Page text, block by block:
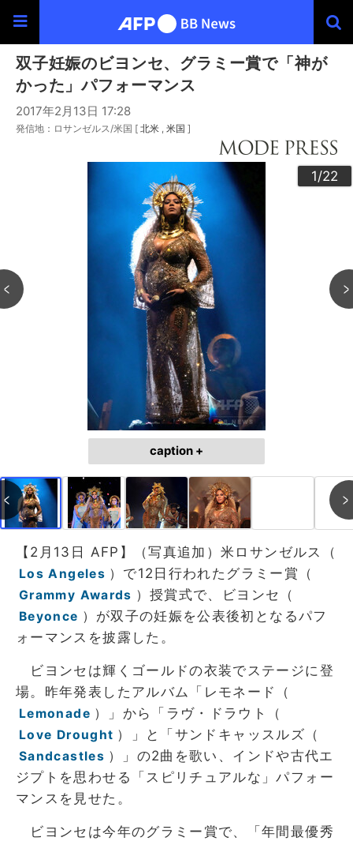
双子妊娠のビヨンセ、グラミー賞で「神が
かった」パフォーマンス
2017年2月13日 17:28
発信地：ロサンゼルス/米国 [ 北米 米国 ]
1/22
2/22
3/22
4/22
5/22
6/22
7/22
8/22
9/22
10/22
11/22
12/22
13/22
14/22
15/22
16/22
17/22
18/22
19/22
20/22
21/22
22/22
caption +
【2月13日 AFP】（写真追加）米ロサンゼルス（
Los Angeles ）で12日行われたグラミー賞（
Grammy Awards ）授賞式で、ビヨンセ（
Beyonce ）が双子の妊娠を公表後初となるパフ
ォーマンスを披露した。
ビヨンセは輝くゴールドの衣装でステージに登
場。昨年発表したアルバム「レモネード（
Lemonade ）」から「ラヴ・ドラウト（
Love Drought ）」と「サンドキャッスルズ（
Sandcastles ）」の2曲を歌い、インドや古代エ
ジプトを思わせる「スピリチュアルな」パフォー
マンスを見せた。
ビヨンセは今年のグラミー賞で、「年間最優秀